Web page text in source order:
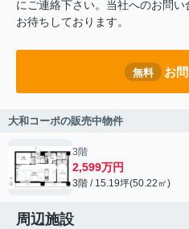
にご連絡下さい。当社へのお問い
お待ちしております。
無料 お
大和コーポの販売中物件
3階
2,599万円
3階 / 15.19坪(50.22㎡)
周辺施設